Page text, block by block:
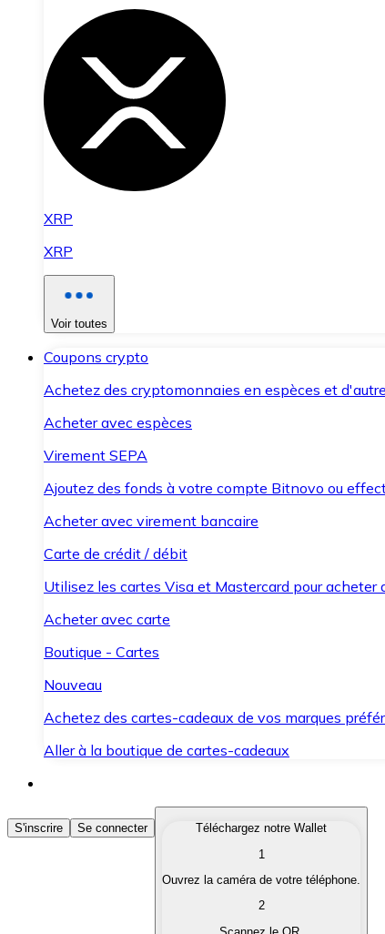
XRP
XRP
Voir toutes
Coupons crypto
Achetez des cryptomonnaies en espèces et
Acheter avec espèces
Virement SEPA
Ajoutez des fonds à votre compte Bitnovo ou
Acheter avec virement bancaire
Carte de crédit / débit
Utilisez les cartes Visa et Mastercard pour acheter
Acheter avec carte
Boutique - Cartes
Nouveau
Achetez des cartes-cadeaux de vos marques
Aller à la boutique de cartes-cadeaux
Acheter des Cryptomonnaies
Achetez les cryptomonnaies qui vous intéressent
Convertissez vos cryptomonnaies en monnaie
S'inscrire Se connecter
Téléchargez notre Wallet
1
Ouvrez la caméra de votre téléphone.
2